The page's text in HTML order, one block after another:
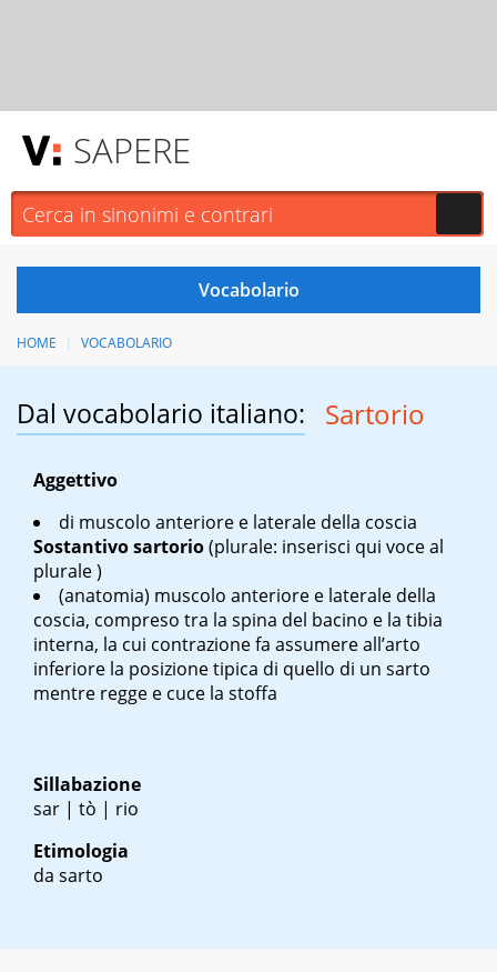
SAPERE
HOME VOCABOLARIO
Dal vocabolario italiano: Sartorio
Aggettivo
di muscolo anteriore e laterale della coscia
Sostantivosartorio(plurale: inserisci qui voce al
plurale )
(anatomia) muscolo anteriore e laterale della
coscia, compreso tra la spina del bacino e la tibia
interna, la cui contrazione fa assumere all’arto
inferiore la posizione tipica di quello di un sarto
mentre regge e cuce la stoffa
Sillabazione
sar | tò | rio
Etimologia
da sarto